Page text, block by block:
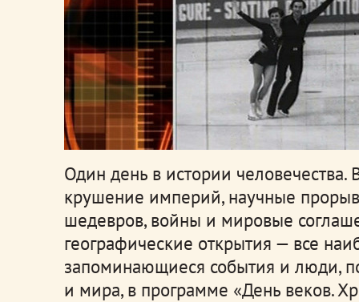
Один день в истории человечества.
крушение империй, научные
шедевров, войны и мировые
географические открытия — все
запоминающиеся события и люди,
и мира, в программе «День веков.